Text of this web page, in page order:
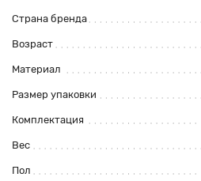
Страна бренда
Возраст
Материал
Размер упаковки
Комплектация
Вес
Пол